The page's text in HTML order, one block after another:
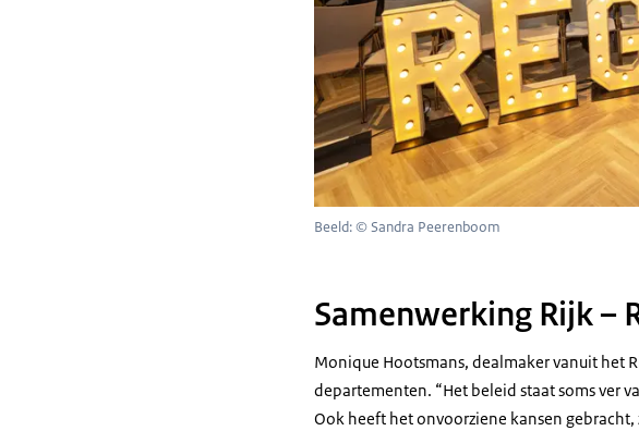
Beeld: © Sandra Peerenboom
Samenwerking Rijk –
Monique Hootsmans, dealmaker vanuit het
departementen. “Het beleid staat soms ver
Ook heeft het onvoorziene kansen